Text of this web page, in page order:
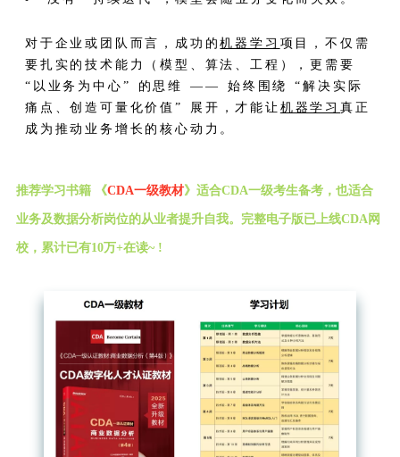
对于企业或团队而言，成功的机器学习 项目，不仅需
要扎实的技术能力（模型、算法、工程），更需要
“以业务为中心” 的思维 —— 始终围绕 “解决实际
痛点、创造可量化价值” 展开，才能让 机器学习真正
成为推动业务增长的核心动力。
推荐学习书籍 《CDA一级教材》适合CDA一级考生备考，也适合
业务及数据分析岗位的从业者提升自我。完整电子版已上线CDA网
校，累计已有10万+在读~ !